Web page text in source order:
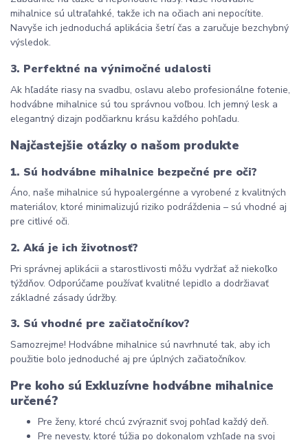
mihalnice sú ultraľahké, takže ich na očiach ani nepocítite.
Navyše ich jednoduchá aplikácia šetrí čas a zaručuje bezchybný
výsledok.
3. Perfektné na výnimočné udalosti
Ak hľadáte riasy na svadbu, oslavu alebo profesionálne fotenie,
hodvábne mihalnice sú tou správnou voľbou. Ich jemný lesk a
elegantný dizajn podčiarknu krásu každého pohľadu.
Najčastejšie otázky o našom produkte
1. Sú hodvábne mihalnice bezpečné pre oči?
Áno, naše mihalnice sú hypoalergénne a vyrobené z kvalitných
materiálov, ktoré minimalizujú riziko podráždenia – sú vhodné aj
pre citlivé oči.
2. Aká je ich životnosť?
Pri správnej aplikácii a starostlivosti môžu vydržať až niekoľko
týždňov. Odporúčame používať kvalitné lepidlo a dodržiavať
základné zásady údržby.
3. Sú vhodné pre začiatočníkov?
Samozrejme! Hodvábne mihalnice sú navrhnuté tak, aby ich
použitie bolo jednoduché aj pre úplných začiatočníkov.
Pre koho sú Exkluzívne hodvábne mihalnice
určené?
Pre ženy, ktoré chcú zvýrazniť svoj pohľad každý deň.
Pre nevesty, ktoré túžia po dokonalom vzhľade na svoj